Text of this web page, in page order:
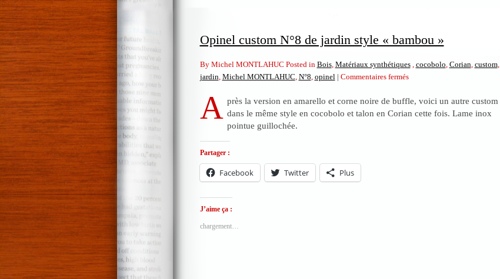
Opinel custom N°8 de jardin style « bambou »
By Michel MONTLAHUC Posted in Bois, Matériaux synthétiques, cocobolo, Corian, custom,
jardin, Michel MONTLAHUC, N°8, opinel | Commentaires ferméssur
custom
N°8
A près la version en amarello et corne noire de buffle, voici un autre custom
dans le même style en cocobolo et talon en Corian cette fois. Lame inox
pointue guillochée.
Partager :
Facebook Twitter Plus
J’aime ça :
chargement…